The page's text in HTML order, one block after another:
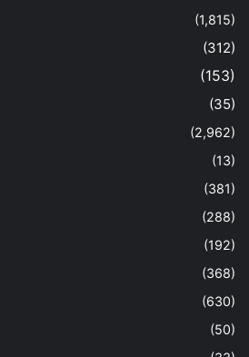
(1,815)
(312)
(153)
(35)
(2,962)
(13)
(381)
(288)
(192)
(368)
(630)
(50)